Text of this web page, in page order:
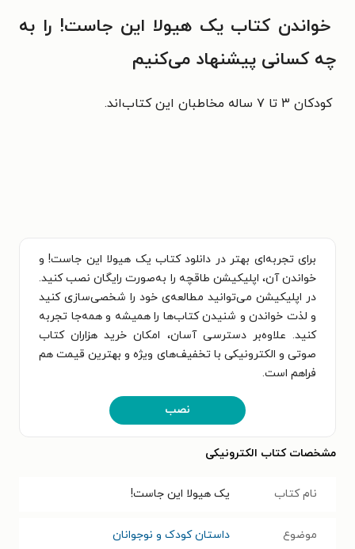
خواندن کتاب یک هیولا این جاست! را به
چه کسانی پیشنهاد می‌کنیم
کودکان ۳ تا ۷ ساله مخاطبان این کتاب‌اند.
برای تجربه‌ای بهتر در دانلود کتاب یک هیولا این جاست! و
خواندن آن، اپلیکیشن طاقچه را به‌صورت رایگان نصب کنید.
در اپلیکیشن می‌توانید مطالعه‌ی خود را شخصی‌سازی کنید
و لذت خواندن و شنیدن کتاب‌ها را همیشه و همه‌جا تجربه
کنید. علاوه‌بر دسترسی آسان، امکان خرید هزاران کتاب
صوتی و الکترونیکی با تخفیف‌های ویژه و بهترین قیمت هم
فراهم است.
نصب
مشخصات کتاب الکترونیکی
نام کتاب یک هیولا این جاست!
موضوع داستان کودک و نوجوانان